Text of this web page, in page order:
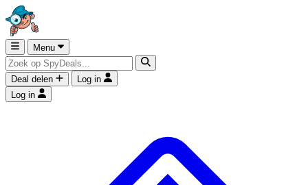
Menu
Deal delen
Log in
Log in